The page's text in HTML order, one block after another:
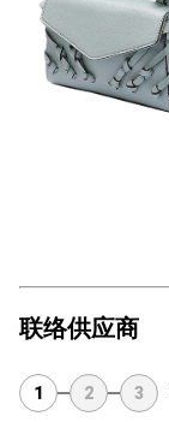
联络供应商
1 2 3